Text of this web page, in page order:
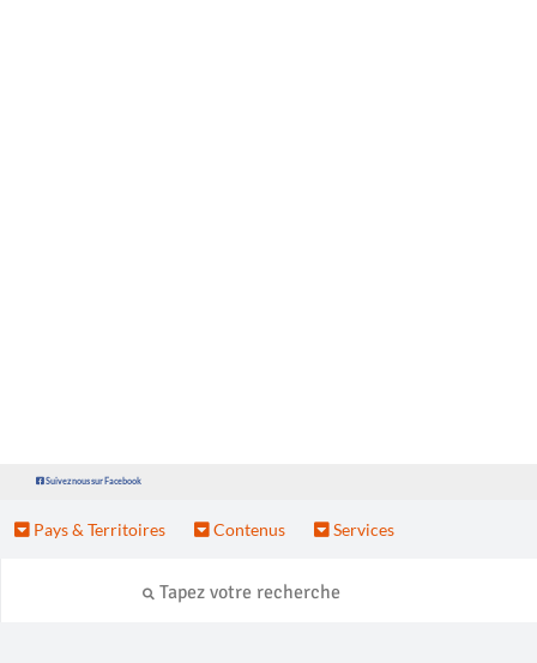
Suivez nous sur Facebook
Pays & Territoires Contenus Services